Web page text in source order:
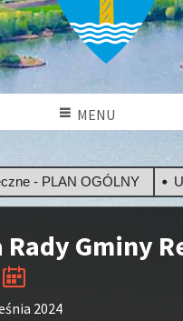
MENU
- PLAN OGÓLNY
Rady Gminy
2024